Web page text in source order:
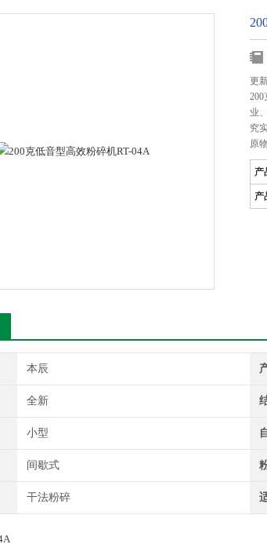
更
业
究
原
产
产
本辰
全新
小型
间歇式
干法粉碎